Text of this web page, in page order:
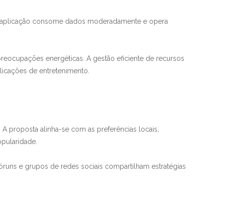
consome dados moderadamente e opera
energéticas. A gestão eficiente de recursos
de entretenimento.
proposta alinha-se com as preferências locais,
e grupos de redes sociais compartilham estratégias